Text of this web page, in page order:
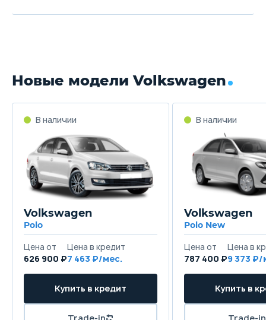
Новые модели Volkswagen
Volkswagen
Polo
626 900 ₽7 463
Volkswagen
Polo New
787 400 ₽9 373